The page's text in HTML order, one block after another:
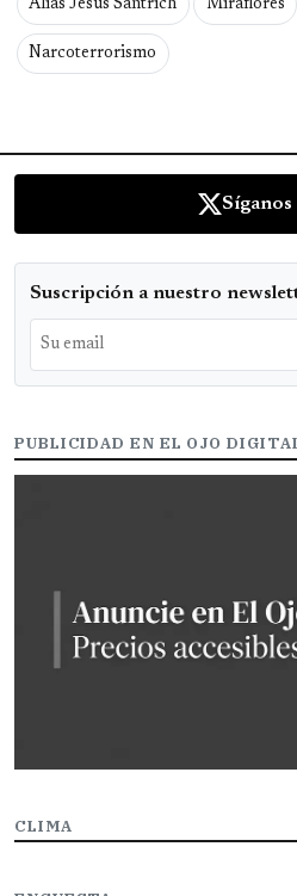
Alias Jesús Santrich Miraflores
Narcoterrorismo
Síganos
Suscripción a nuestro
PUBLICIDAD EN EL OJO
CLIMA